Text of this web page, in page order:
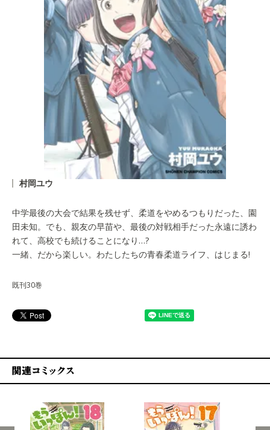
村岡ユウ
中学最後の大会で結果を残せず、柔道をやめるつもりだった、園
田未知。でも、親友の早苗や、最後の対戦相手だった永遠に誘わ
れて、高校でも続けることになり…?
一緒、だから楽しい。わたしたちの青春柔道ライフ、はじまる!
既刊30巻